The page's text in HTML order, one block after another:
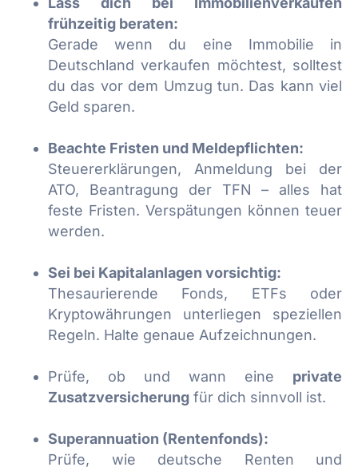
frühzeitig beraten:
Gerade wenn du eine Immobilie in
Deutschland verkaufen möchtest, solltest
du das vor dem Umzug tun. Das kann viel
Geld sparen.
Beachte Fristen und Meldepflichten:
Steuererklärungen, Anmeldung bei der
ATO, Beantragung der TFN – alles hat
feste Fristen. Verspätungen können teuer
werden.
Sei bei Kapitalanlagen vorsichtig:
Thesaurierende Fonds, ETFs oder
Kryptowährungen unterliegen speziellen
Regeln. Halte genaue Aufzeichnungen.
Prüfe, ob und wann eine private
Zusatzversicherung für dich sinnvoll ist.
Superannuation (Rentenfonds):
Prüfe, wie deutsche Renten und